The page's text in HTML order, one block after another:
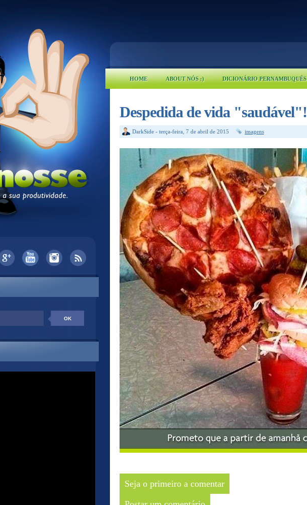
HOME ABOUT NÓS :) DICIONÁRIO PERNAMBUQUÊS
Despedida de vida "saudável"!
DarkSide - terça-feira, 7 de abril de 2015 imagens
Seja o primeiro a comentar